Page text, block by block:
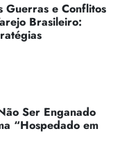
Guerras e Conflitos
Brasileiro:
Ser Enganado
“Hospedado em